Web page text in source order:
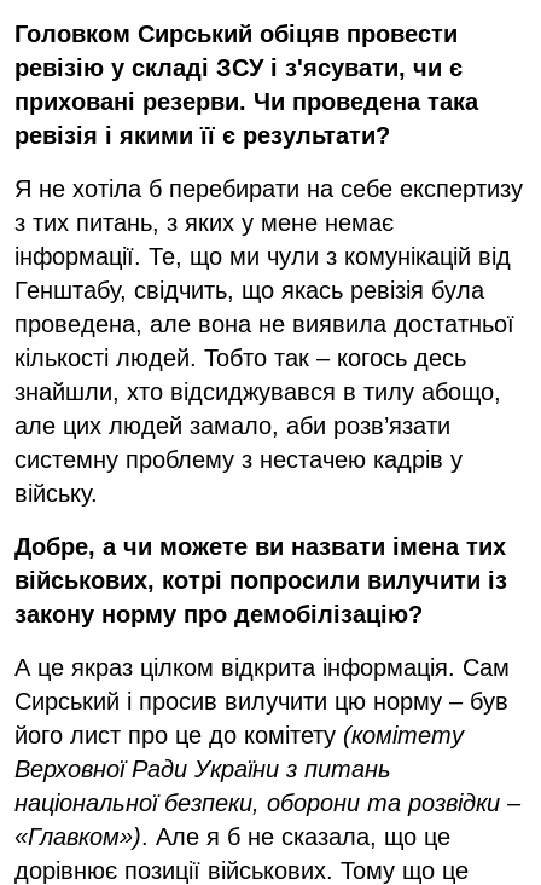
Головком Сирський обіцяв провести
ревізію у складі ЗСУ і з'ясувати, чи є
приховані резерви. Чи проведена така
ревізія і якими її є результати?
Я не хотіла б перебирати на себе експертизу
з тих питань, з яких у мене немає
інформації. Те, що ми чули з комунікацій від
Генштабу, свідчить, що якась ревізія була
проведена, але вона не виявила достатньої
кількості людей. Тобто так – когось десь
знайшли, хто відсиджувався в тилу абощо,
але цих людей замало, аби розв’язати
системну проблему з нестачею кадрів у
війську.
Добре, а чи можете ви назвати імена тих
військових, котрі попросили вилучити із
закону норму про демобілізацію?
А це якраз цілком відкрита інформація. Сам
Сирський і просив вилучити цю норму – був
його лист про це до комітету (комітету
Верховної Ради України з питань
національної безпеки, оборони та розвідки –
«Главком»). Але я б не сказала, що це
дорівнює позиції військових. Тому що це